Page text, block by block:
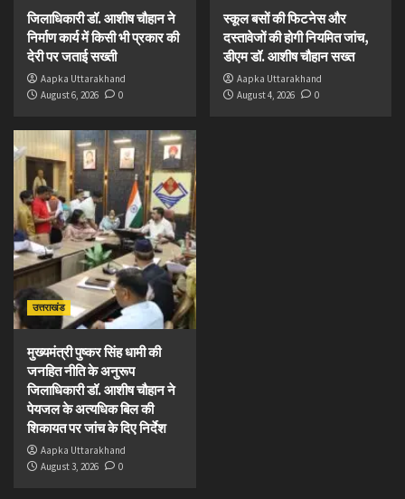
जिलाधिकारी डॉ. आशीष चौहान ने
निर्माण कार्य में किसी भी प्रकार की
देरी पर जताई सख्ती
Aapka Uttarakhand
August 6, 2026
0
स्कूल बसों की फिटनेस और
दस्तावेजों की होगी नियमित जांच,
डीएम डॉ. आशीष चौहान सख्त
Aapka Uttarakhand
August 4, 2026
0
उत्तराखंड
मुख्यमंत्री पुष्कर सिंह धामी की
जनहित नीति के अनुरूप
जिलाधिकारी डॉ. आशीष चौहान ने
पेयजल के अत्यधिक बिल की
शिकायत पर जांच के दिए निर्देश
Aapka Uttarakhand
August 3, 2026
0